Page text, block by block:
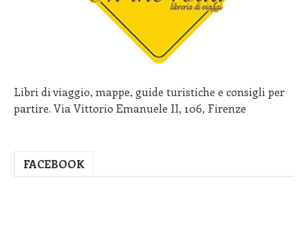
Libri di viaggio, mappe, guide turistiche e consigli per
partire. Via Vittorio Emanuele II, 106, Firenze
FACEBOOK